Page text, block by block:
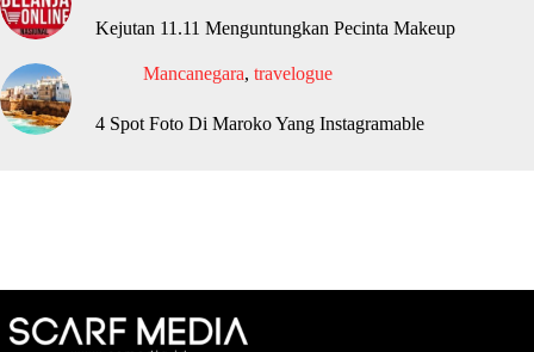
Kejutan 11.11 Menguntungkan Pecinta Makeup
Mancanegara, travelogue
4 Spot Foto Di Maroko Yang Instagramable